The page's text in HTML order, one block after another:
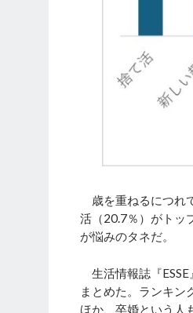
歳を重ねるにつれ
活（20.7％）がトッ
が悩みのタネだ。
生活情報誌『
まとめた。ランキン
ほか、卒婚という人